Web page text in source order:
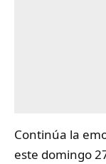
Continúa la
este domingo